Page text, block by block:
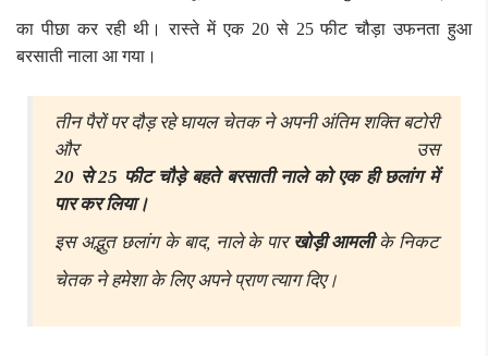
का पीछा कर रही थी। रास्ते में एक 20 से 25 फीट चौड़ा उफनता हुआ
बरसाती नाला आ गया।
तीन पैरों पर दौड़ रहे घायल चेतक ने अपनी अंतिम शक्ति बटोरी
और उस
20 से 25 फीट चौड़े बहते बरसाती नाले को एक ही छलांग में
पार कर लिया।
इस अद्भुत छलांग के बाद, नाले के पार खोड़ी आमलीके निकट
चेतक ने हमेशा के लिए अपने प्राण त्याग दिए।